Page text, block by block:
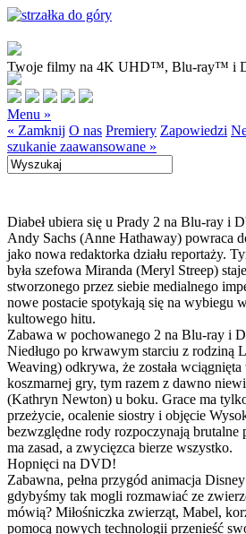
Twoje filmy na 4K UHD™, Blu-ray™ i
Menu »
« Zamknij O nas Premiery Zapowiedzi
szukanie zaawansowane »
Diabeł ubiera się u Prady 2 na Blu-ray i
Andy Sachs (Anne Hathaway) powraca
jako nowa redaktorka działu reportaży.
była szefowa Miranda (Meryl Streep)
stworzonego przez siebie medialnego
nowe postacie spotykają się na wybiegu
kultowego hitu.
Zabawa w pochowanego 2 na Blu-ray i
Niedługo po krwawym starciu z rodziną
Weaving) odkrywa, że została
koszmarnej gry, tym razem z dawno
(Kathryn Newton) u boku. Grace ma
przeżycie, ocalenie siostry i objęcie
bezwzględne rody rozpoczynają
ma zasad, a zwycięzca bierze wszystko.
Hopnięci na DVD!
Zabawna, pełna przygód animacja
gdybyśmy tak mogli rozmawiać ze
mówią? Miłośniczka zwierząt, Mabel,
pomocą nowych technologii przenieść